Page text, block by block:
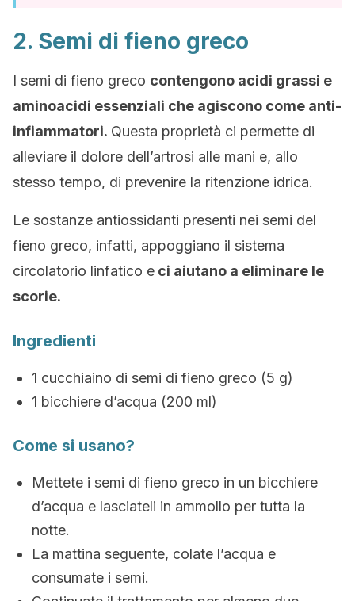
2. Semi di fieno greco
I semi di fieno greco contengono acidi grassi e
aminoacidi essenziali che agiscono come anti-
infiammatori. Questa proprietà ci permette di
alleviare il dolore dell’artrosi alle mani e, allo
stesso tempo, di prevenire la ritenzione idrica.
Le sostanze antiossidanti presenti nei semi del
fieno greco, infatti, appoggiano il sistema
circolatorio linfatico e ci aiutano a eliminare le
scorie.
Ingredienti
1 cucchiaino di semi di fieno greco (5 g)
1 bicchiere d’acqua (200 ml)
Come si usano?
Mettete i semi di fieno greco in un bicchiere
d’acqua e lasciateli in ammollo per tutta la
notte.
La mattina seguente, colate l’acqua e
consumate i semi.